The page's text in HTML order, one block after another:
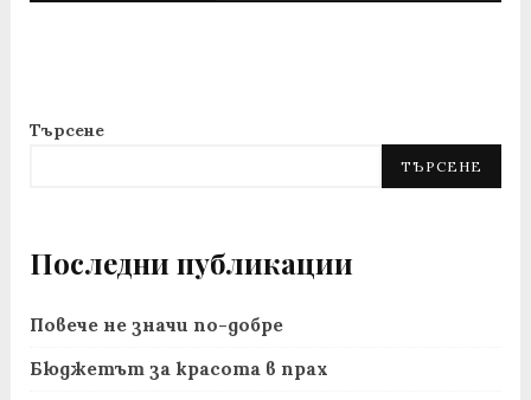
Търсене
ТЪРСЕНЕ
Последни публикации
Повече не значи по-добре
Бюджетът за красота в прах